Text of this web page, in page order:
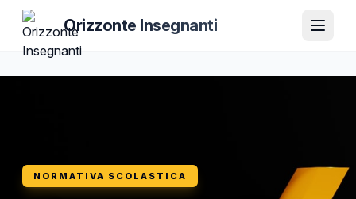
Orizzonte Insegnanti
NORMATIVA SCOLASTICA